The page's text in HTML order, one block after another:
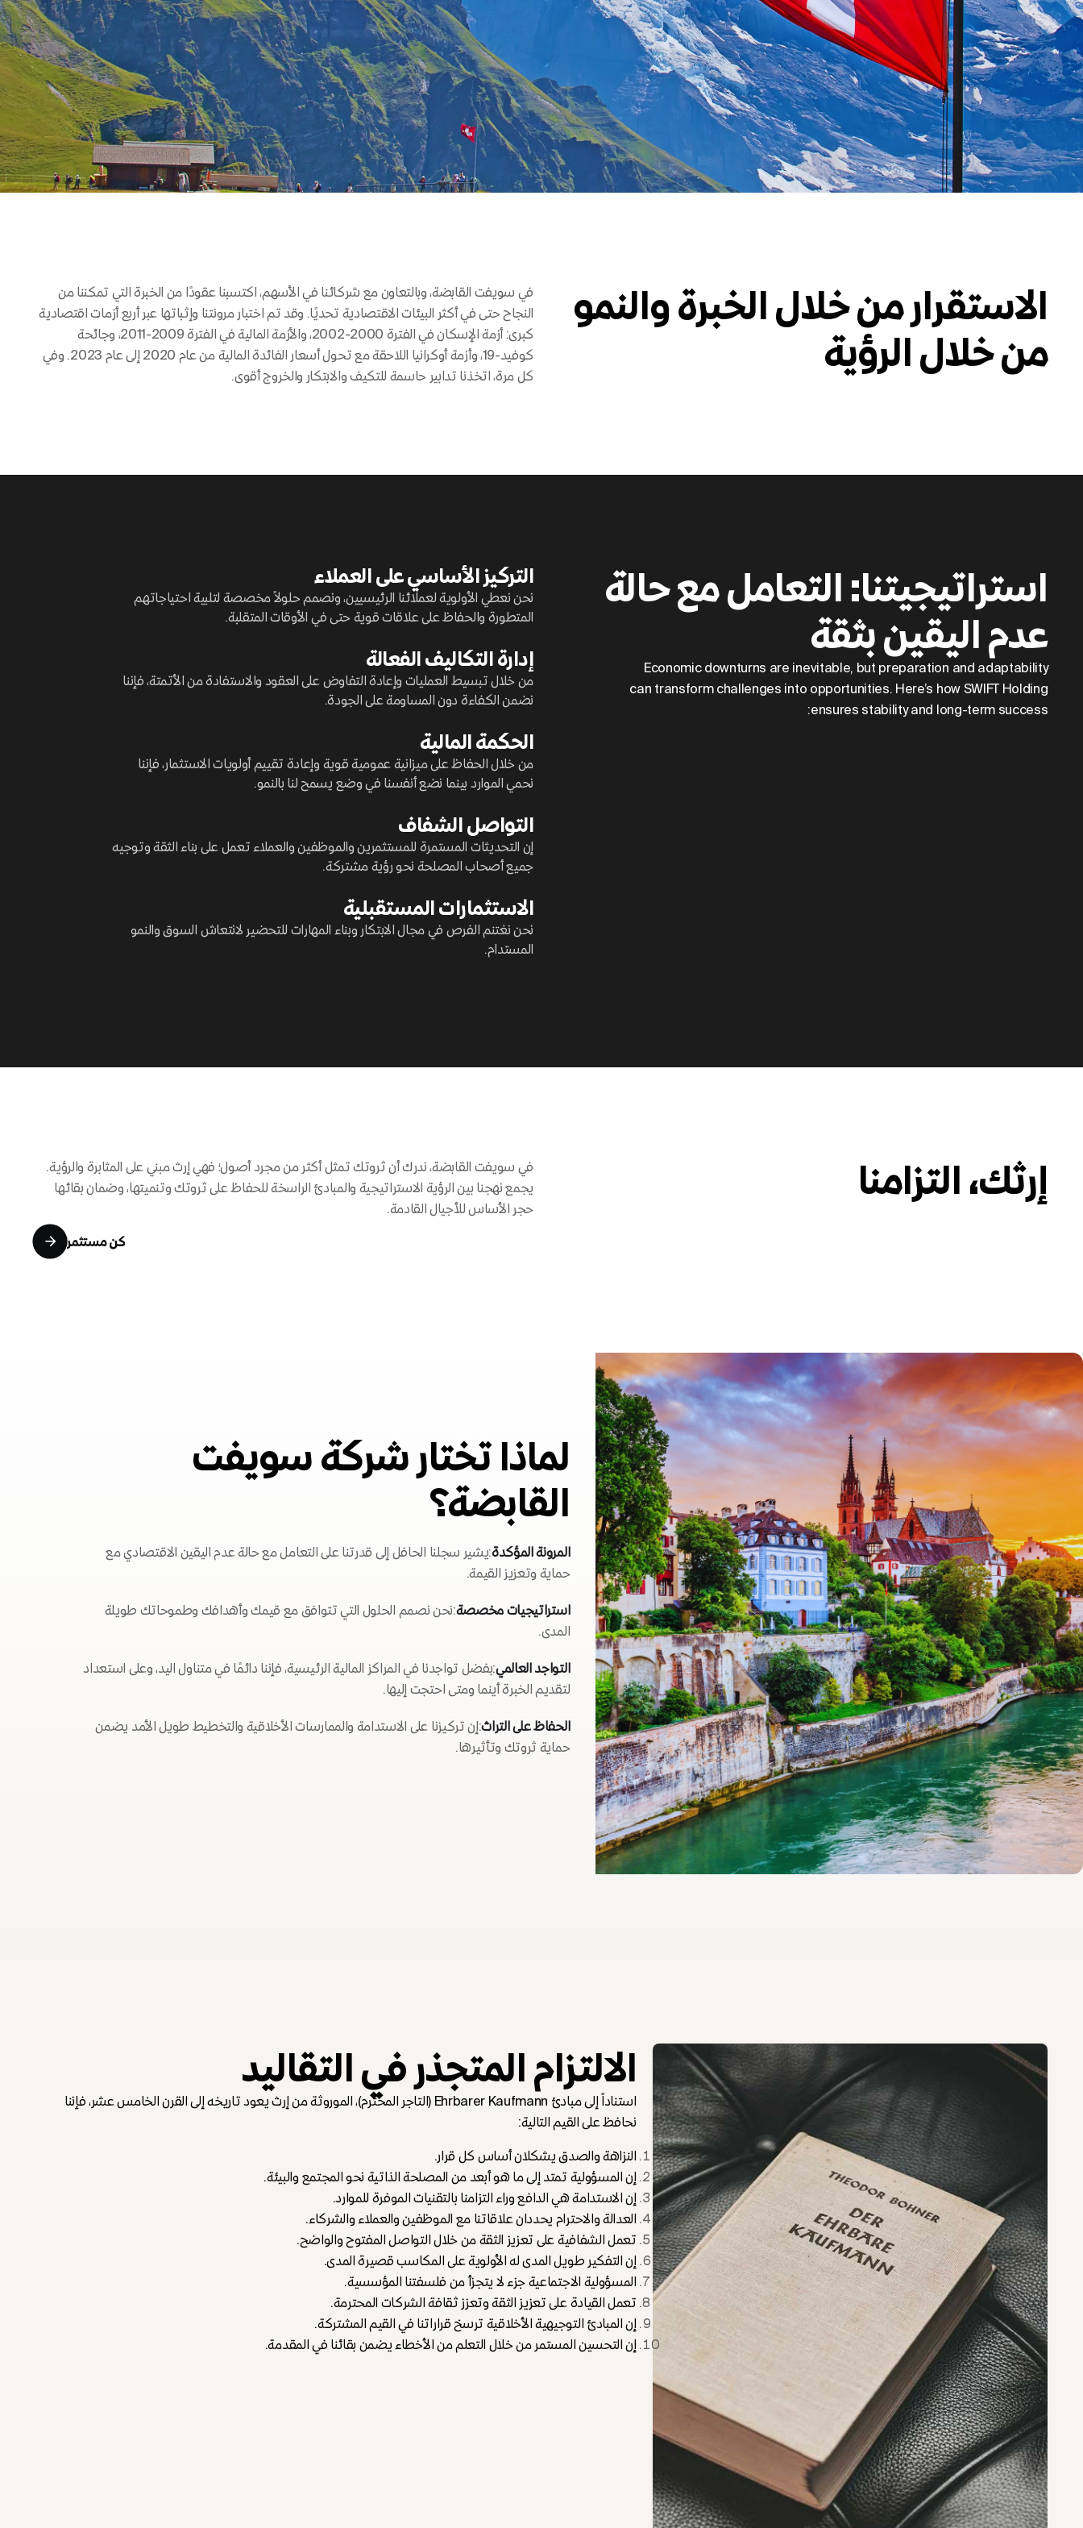
الاستقرار من خلال الخبرة والنمو
من خلال الرؤية
في سويفت القابضة، وبالتعاون مع شركائنا في الأسهم، اكتسبنا عقودًا من الخبرة التي تمكننا من
النجاح حتى في أكثر البيئات الاقتصادية تحديًا. وقد تم اختبار مرونتنا وإثباتها عبر أربع أزمات اقتصادية
كبرى: أزمة الإسكان في الفترة 2000-2002، والأزمة المالية في الفترة 2009-2011، وجائحة
كوفيد-19، وأزمة أوكرانيا اللاحقة مع تحول أسعار الفائدة المالية من عام 2020 إلى عام 2023. وفي
كل مرة، اتخذنا تدابير حاسمة للتكيف والابتكار والخروج أقوى.
استراتيجيتنا: التعامل مع حالة
عدم اليقين بثقة
Economic downturns are inevitable, but preparation and adaptability
can transform challenges into opportunities. Here’s how SWIFT Holding
ensures stability and long-term success:
التركيز الأساسي على العملاء
نحن نعطي الأولوية لعملائنا الرئيسيين، ونصمم حلولاً مخصصة لتلبية احتياجاتهم
المتطورة والحفاظ على علاقات قوية حتى في الأوقات المتقلبة.
إدارة التكاليف الفعالة
من خلال تبسيط العمليات وإعادة التفاوض على العقود والاستفادة من الأتمتة، فإننا
نضمن الكفاءة دون المساومة على الجودة.
الحكمة المالية
من خلال الحفاظ على ميزانية عمومية قوية وإعادة تقييم أولويات الاستثمار، فإننا
نحمي الموارد بينما نضع أنفسنا في وضع يسمح لنا بالنمو.
التواصل الشفاف
إن التحديثات المستمرة للمستثمرين والموظفين والعملاء تعمل على بناء الثقة وتوجيه
جميع أصحاب المصلحة نحو رؤية مشتركة.
الاستثمارات المستقبلية
نحن نغتنم الفرص في مجال الابتكار وبناء المهارات للتحضير لانتعاش السوق والنمو
المستدام.
إرثك، التزامنا
في سويفت القابضة، ندرك أن ثروتك تمثل أكثر من مجرد أصول؛ فهي إرث مبني على المثابرة والرؤية.
يجمع نهجنا بين الرؤية الاستراتيجية والمبادئ الراسخة للحفاظ على ثروتك وتنميتها، وضمان بقائها
حجر الأساس للأجيال القادمة.
كن مستثمرا
لماذا تختار شركة سويفت
القابضة؟
المرونة المؤكدة:يشير سجلنا الحافل إلى قدرتنا على التعامل مع حالة عدم اليقين الاقتصادي مع
حماية وتعزيز القيمة.
استراتيجيات مخصصة:نحن نصمم الحلول التي تتوافق مع قيمك وأهدافك وطموحاتك طويلة
المدى.
التواجد العالمي:بفضل تواجدنا في المراكز المالية الرئيسية، فإننا دائمًا في متناول اليد، وعلى استعداد
لتقديم الخبرة أينما ومتى احتجت إليها.
الحفاظ على التراث:إن تركيزنا على الاستدامة والممارسات الأخلاقية والتخطيط طويل الأمد يضمن
حماية ثروتك وتأثيرها.
الالتزام المتجذر في التقاليد
استناداً إلى مبادئ Ehrbarer Kaufmann (التاجر المحترم)، الموروثة من إرث يعود تاريخه إلى القرن الخامس عشر، فإننا
نحافظ على القيم التالية:
النزاهة والصدق يشكلان أساس كل قرار.
إن المسؤولية تمتد إلى ما هو أبعد من المصلحة الذاتية نحو المجتمع والبيئة.
إن الاستدامة هي الدافع وراء التزامنا بالتقنيات الموفرة للموارد.
العدالة والاحترام يحددان علاقاتنا مع الموظفين والعملاء والشركاء.
تعمل الشفافية على تعزيز الثقة من خلال التواصل المفتوح والواضح.
إن التفكير طويل المدى له الأولوية على المكاسب قصيرة المدى.
المسؤولية الاجتماعية جزء لا يتجزأ من فلسفتنا المؤسسية.
تعمل القيادة على تعزيز الثقة وتعزز ثقافة الشركات المحترمة.
إن المبادئ التوجيهية الأخلاقية ترسخ قراراتنا في القيم المشتركة.
إن التحسين المستمر من خلال التعلم من الأخطاء يضمن بقائنا في المقدمة.